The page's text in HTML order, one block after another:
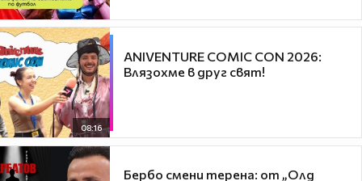
08:16
ANIVENTURE COMIC CON 2026:
Влязохме в друг свят!
Бербо смени терена: от „Олд